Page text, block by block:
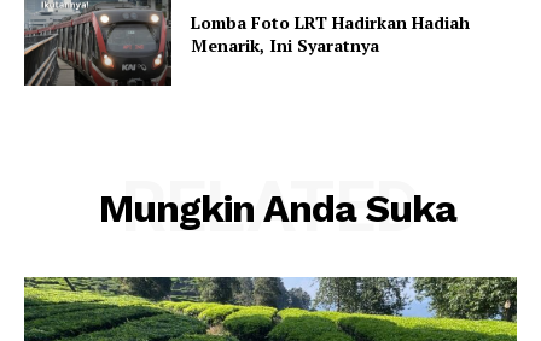
Lomba Foto LRT Hadirkan Hadiah
Menarik, Ini Syaratnya
Mungkin Anda Suka
RELATED